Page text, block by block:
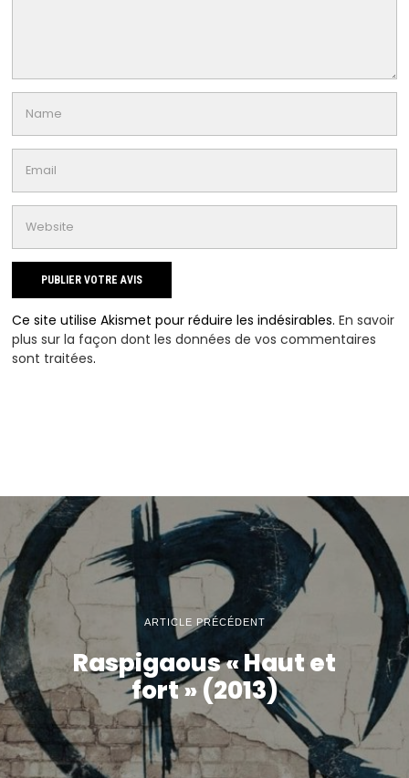
Ce site utilise Akismet pour réduire les indésirables.En savoir
plus sur la façon dont les données de vos commentaires
sont traitées.
ARTICLE PRÉCÉDENT
Raspigaous « Haut et
fort » (2013)